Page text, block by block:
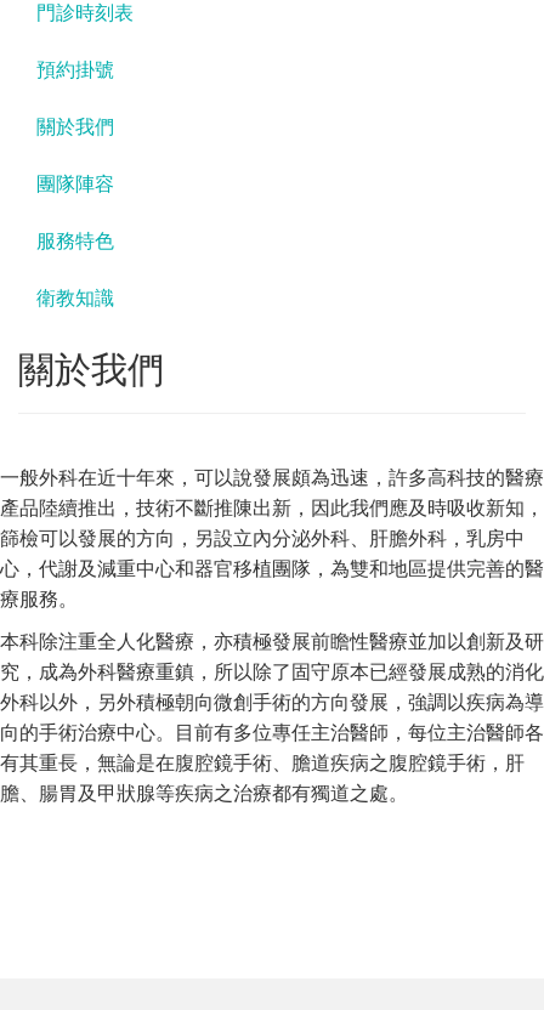
門診時刻表
預約掛號
關於我們
團隊陣容
服務特色
衛教知識
關於我們
一般外科在近十年來，可以說發展頗為迅速，許多高科技的醫療
產品陸續推出，技術不斷推陳出新，因此我們應及時吸收新知，
篩檢可以發展的方向，另設立內分泌外科、肝膽外科，乳房中
心，代謝及減重中心和器官移植團隊，為雙和地區提供完善的醫
療服務。
本科除注重全人化醫療，亦積極發展前瞻性醫療並加以創新及研
究，成為外科醫療重鎮，所以除了固守原本已經發展成熟的消化
外科以外，另外積極朝向微創手術的方向發展，強調以疾病為導
向的手術治療中心。目前有多位專任主治醫師，每位主治醫師各
有其重長，無論是在腹腔鏡手術、膽道疾病之腹腔鏡手術，肝
膽、腸胃及甲狀腺等疾病之治療都有獨道之處。